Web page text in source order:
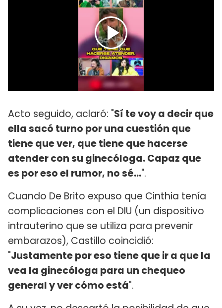
Acto seguido, aclaró: "Sí te voy a decir que
ella sacó turno por una cuestión que
tiene que ver, que tiene que hacerse
atender con su ginecóloga. Capaz que
es por eso el rumor, no sé...".
Cuando De Brito expuso que Cinthia tenía
complicaciones con el DIU (un dispositivo
intrauterino que se utiliza para prevenir
embarazos), Castillo coincidió:
"Justamente por eso tiene que ir a que la
vea la ginecóloga para un chequeo
general y ver cómo está".